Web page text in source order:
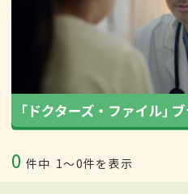
0 件中 1〜0件を表示